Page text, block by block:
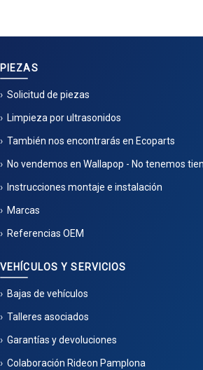
PIEZAS
Solicitud de piezas
Limpieza por ultrasonidos
También nos encontrarás en Ecoparts
No vendemos en Wallapop - No tenemos
Instrucciones montaje e instalación
Marcas
Referencias OEM
VEHÍCULOS Y SERVICIOS
Bajas de vehículos
Talleres asociados
Garantías y devoluciones
Colaboración Rideon Pamplona